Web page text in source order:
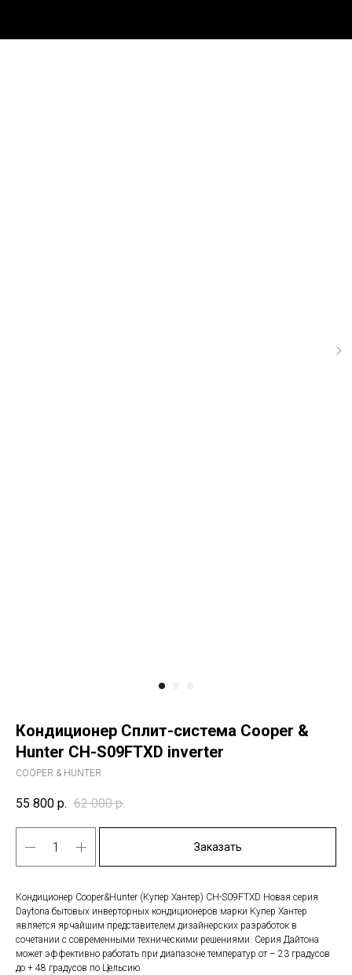
Кондиционер Сплит-система Cooper &
Hunter CH-S09FTXD inverter
COOPER & HUNTER
55 800 р. 62 000 р.
Заказать
Кондиционер Cooper&Hunter (Купер Хантер) CH-S09FTXD Новая серия
Daytona бытовых инверторных кондиционеров марки Купер Хантер
является ярчайшим представителем дизайнерских разработок в
сочетании с современными техническими решениями. Серия Дайтона
может эффективно работать при диапазоне температур от – 23 градусов
до + 48 градусов по Цельсию.